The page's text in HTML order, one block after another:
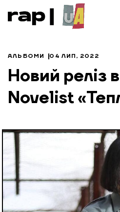
АЛЬБОМИ 04 ЛИП, 2022
Новий реліз
Novelist